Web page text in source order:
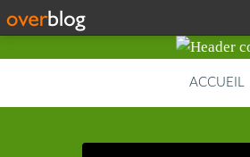
ACCUEIL